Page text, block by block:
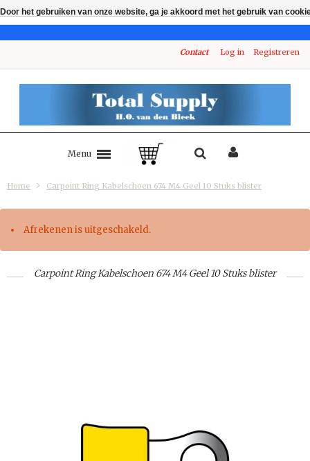
Contact Log in Registreren
Menu
Home Carpoint Ring Kabelschoen 674 M4 Geel 10 Stuks blister
Afrekenen is uitgeschakeld.
Carpoint Ring Kabelschoen 674 M4 Geel 10 Stuks blister
Door het gebruiken van onze website, ga je akkoord met het gebruik van